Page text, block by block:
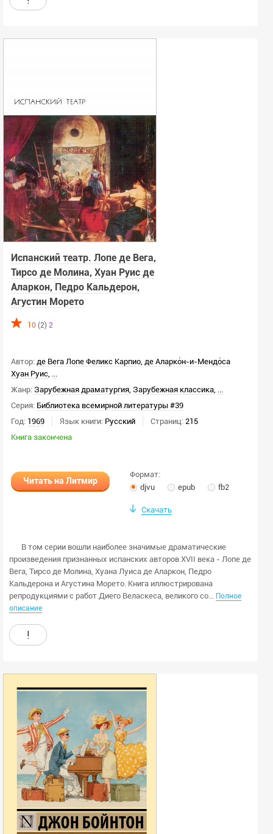
Испанский театр. Лопе де Вега,
Тирсо де Молина, Хуан Руис де
Аларкон, Педро Кальдерон,
Агустин Морето
10 (2)2
Автор: де Вега Лопе Феликс Карпио де Аларко́н-и-Мендо́са
Хуан Руис
Жанр: Зарубежная драматургия ,Зарубежная классика
Серия: Библиотека всемирной литературы #39
Год: 1969 Язык книги: Русский Страниц: 215
Книга закончена
Читать на Литмир
Формат:
djvu
epub fb2
Скачать
В том серии вошли наиболее значимые драматические
произведения признанных испанских авторов ХVІІ века - Лопе де
Вега, Тирсо де Молина, Хуана Луиса де Аларкон, Педро
Кальдерона и Агустина Морето. Книга иллюстрирована
репродукциями с работ Диего Веласкеса, великого со...
Полное
описание
!